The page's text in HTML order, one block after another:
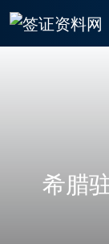
希腊